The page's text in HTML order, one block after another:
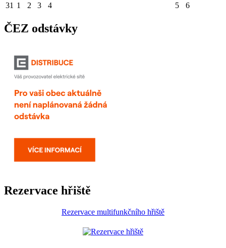
31 1 2 3 4 5 6
ČEZ odstávky
Rezervace hřiště
Rezervace multifunkčního hřiště